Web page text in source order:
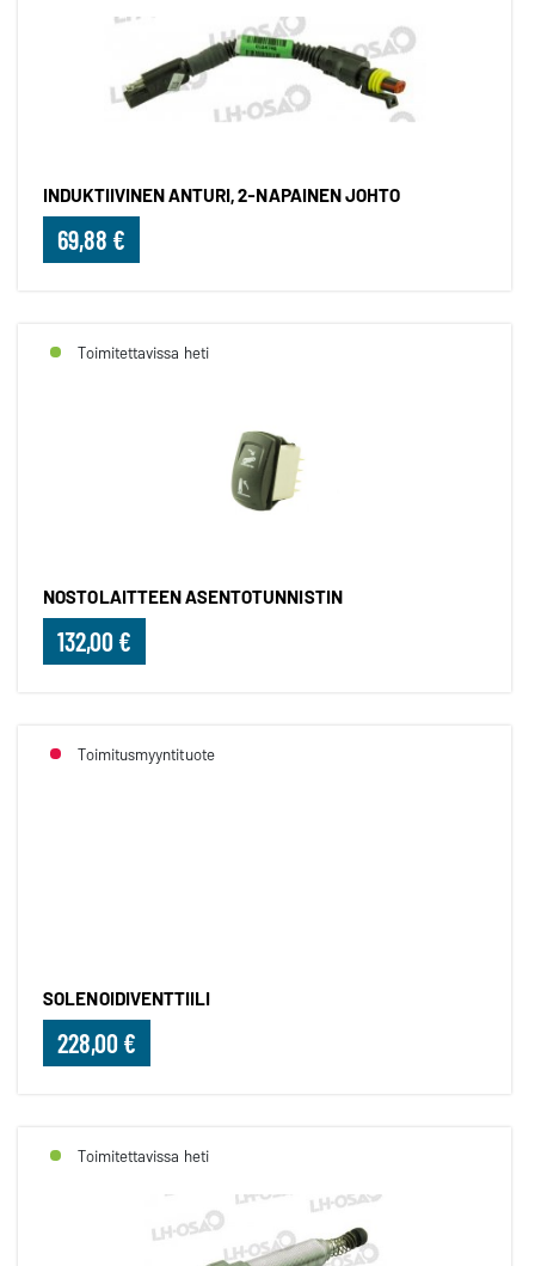
INDUKTIIVINEN ANTURI, 2-NAPAINEN JOHTO
69,88 €
Toimitettavissa heti
NOSTOLAITTEEN ASENTOTUNNISTIN
132,00 €
Toimitusmyyntituote
SOLENOIDIVENTTIILI
228,00 €
Toimitettavissa heti